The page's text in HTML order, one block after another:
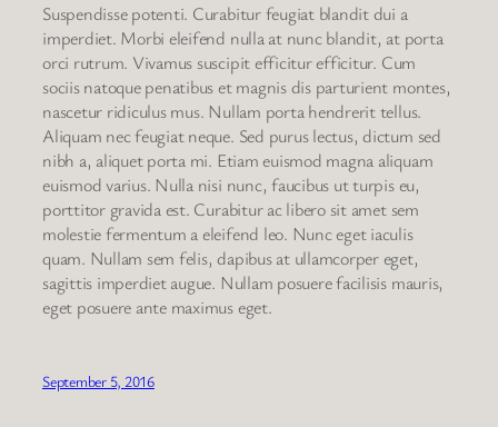
Suspendisse potenti. Curabitur feugiat blandit dui a
imperdiet. Morbi eleifend nulla at nunc blandit, at porta
orci rutrum. Vivamus suscipit efficitur efficitur. Cum
sociis natoque penatibus et magnis dis parturient montes,
nascetur ridiculus mus. Nullam porta hendrerit tellus.
Aliquam nec feugiat neque. Sed purus lectus, dictum sed
nibh a, aliquet porta mi. Etiam euismod magna aliquam
euismod varius. Nulla nisi nunc, faucibus ut turpis eu,
porttitor gravida est. Curabitur ac libero sit amet sem
molestie fermentum a eleifend leo. Nunc eget iaculis
quam. Nullam sem felis, dapibus at ullamcorper eget,
sagittis imperdiet augue. Nullam posuere facilisis mauris,
eget posuere ante maximus eget.
September 5, 2016